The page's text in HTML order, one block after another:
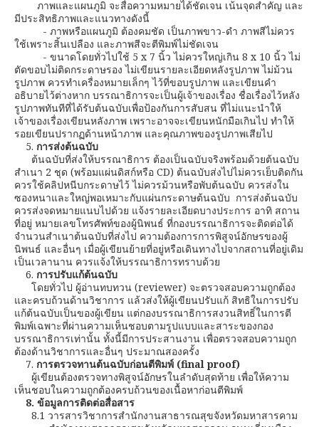
ภาพและแผนภูมิ จะสื่อความหมายได้ชัดเจน เน้นจุดสำคัญ และ
มีประสิทธิภาพและแนวทางดังนี้
- ภาพหรือแผนภูมิ ต้องคมชัด เป็นภาพขาว-ดำ ภาพสีไม่ควร
ใช้เพราะสิ้นเปลือง และภาพสีจะตีพิมพ์ไม่ชัดเจน
- ขนาดโดยทั่วไปใช้ 5 x 7 นิ้ว ไม่ควรใหญ่เกิน 8 x 10 นิ้ว ไม่
ตัดขอบไม่ติดกระดาษรอง ไม่เขียนรายละเอียดหลังรูปภาพ ไม่ม้วน
รูปภาพ ควรทำเครื่องหมายเล็กๆ ไว้ที่ขอบรูปภาพ และเขียนคำ
อธิบายไว้ต่างหาก บรรณาธิการจะเป็นผู้เจ้าของเรื่อง ชื่อเรื่องไว้หลัง
รูปภาพทันทีที่ได้รับต้นฉบับเพื่อป้องกันการสับสน ที่ไม่แนะนำให้
เจ้าของเรื่องเขียนหลังภาพ เพราะอาจจะเขียนหนักมือเกินไป ทำให้
รอยเขียนปรากฏด้านหน้าภาพ และคุณภาพของรูปภาพเสียไป
5. การส่งต้นฉบับ
ต้นฉบับที่ส่งให้บรรณาธิการ ต้องเป็นฉบับจริงพร้อมด้วยต้นฉบับ
สำเนา 2 ชุด (พร้อมแผ่นดิสก์หรือ CD) ต้นฉบับส่งไปไม่ควรเย็บติดกัน
ควรใช้คลิปหนีบกระดาษไว้ ไม่ควรม้วนหรือพับต้นฉบับ ควรส่งใน
ซองหนาและใหญ่พอเหมาะกับแผ่นกระดาษต้นฉบับ การส่งต้นฉบับ
ควรส่งจดหมายแนบไปด้วย แจ้งรายละเอียดบางประการ อาทิ สถาน
ที่อยู่ หมายเลขโทรศัพท์ของผู้นิพนธ์ ที่กองบรรณาธิการจะติดต่อได้
จำนวนสำเนาต้นฉบับที่ส่งไป ความต้องการการพิสูจน์อักษรของผู้
นิพนธ์ และอื่นๆ เมื่อผู้เขียนย้ายที่อยู่หรือเดินทางไปจากสถานที่อยู่เดิม
เป็นเวลานาน ควรแจ้งให้บรรณาธิการทราบด้วย
6. การปรับแก้ต้นฉบับ
โดยทั่วไป ผู้อ่านทบทวน (reviewer) จะตรวจสอบความถูกต้อง
และครบถ้วนด้านวิชาการ แล้วส่งให้ผู้เขียนปรับแก้ สิทธิในการปรับ
แก้ต้นฉบับเป็นของผู้เขียน แต่กองบรรณาธิการสงวนสิทธิ์ในการตี
พิมพ์เฉพาะที่ผ่านความเห็นชอบตามรูปแบบและสาระของกอง
บรรณาธิการเท่านั้น ทั้งนี้มีการประสานงาน เพื่อตรวจสอบความถูก
ต้องด้านวิชาการและอื่นๆ ประมาณสองครั้ง
7. การตรวจทานต้นฉบับก่อนตีพิมพ์ (final proof)
ผู้เขียนต้องตรวจทางพิสูจน์อักษรในลำดับสุดท้าย เพื่อให้ความ
เห็นชอบในความถูกต้องครบถ้วนของเนื้อหาก่อนตีพิมพ์
8. ข้อมูลการติดต่อสื่อสาร
8.1 วารสารวิชาการสำนักงานสาธารณสุขจังหวัดมหาสารคาม